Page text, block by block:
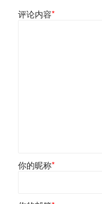
评论内容*
你的昵称*